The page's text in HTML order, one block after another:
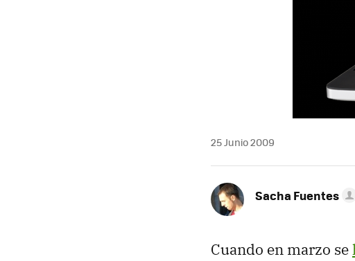
25 Junio 2009
Sacha Fuentes
Cuando en marzo se